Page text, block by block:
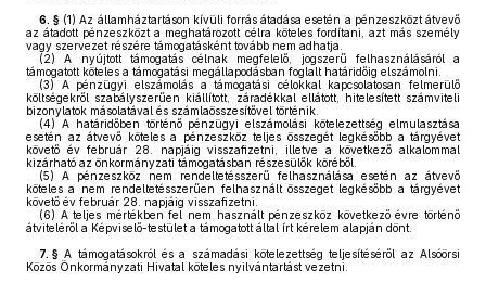
6. § (1) Az államháztartáson kívüli forrás átadása esetén a pénzeszközt átvevő
az átadott pénzeszközt a meghatározott célra köteles fordítani, azt más személy
vagy szervezet részére támogatásként tovább nem adhatja.
(2) A nyújtott támogatás célnak megfelelő, jogszerű felhasználásáról a
támogatott köteles a támogatási megállapodásban foglalt határidőig elszámolni.
(3) A pénzügyi elszámolás a támogatási célokkal kapcsolatosan felmerülő
költségekről szabályszerűen kiállított, záradékkal ellátott, hitelesített számviteli
bizonylatok másolatával és számlaösszesítővel történik.
(4) A határidőben történő pénzügyi elszámolási kötelezettség elmulasztása
esetén az átvevő köteles a pénzeszköz teljes összegét legkésőbb a tárgyévet
követő év február 28. napjáig visszafizetni, illetve a következő alkalommal
kizárható az önkormányzati támogatásban részesülők köréből.
(5) A pénzeszköz nem rendeltetésszerű felhasználása esetén az átvevő
köteles a nem rendeltetésszerűen felhasznált összeget legkésőbb a tárgyévet
követő év február 28. napjáig visszafizetni.
(6) A teljes mértékben fel nem használt pénzeszköz következő évre történő
átviteléről a Képviselő-testület a támogatott által írt kérelem alapján dönt.
7. § A támogatásokról és a számadási kötelezettség teljesítéséről az Alsóörsi
Közös Önkormányzati Hivatal köteles nyilvántartást vezetni.